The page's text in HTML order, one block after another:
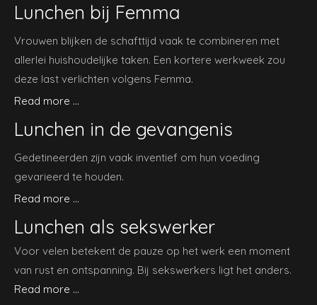
Lunchen bij Femma
Vrouwen blijken de schafttijd vaak te combineren met
allerlei huishoudelijke taken. Een kortere werkweek zou
deze last verlichten volgens Femma.
Read more ...
Lunchen in de gevangenis
Gedetineerden zijn vaak inventief om hun voeding
gevarieerd te houden.
Read more ...
Lunchen als sekswerker
Voor velen betekent de pauze op het werk een moment
van rust en ontspanning. Bij sekswerkers ligt het anders.
Read more ...